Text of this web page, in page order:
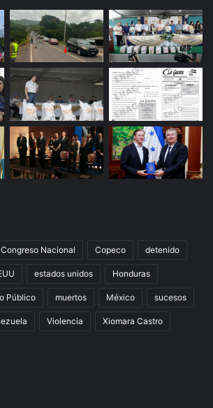
Congreso Nacional Copeco detenido
estados unidos Honduras
Público muertos México sucesos
Violencia Xiomara Castro